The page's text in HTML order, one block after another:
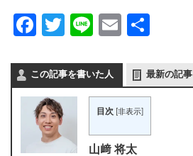
Facebook
Twitter
LineEmail
この記事を書いた人 最新の記事
目次 非表示
山﨑 将太